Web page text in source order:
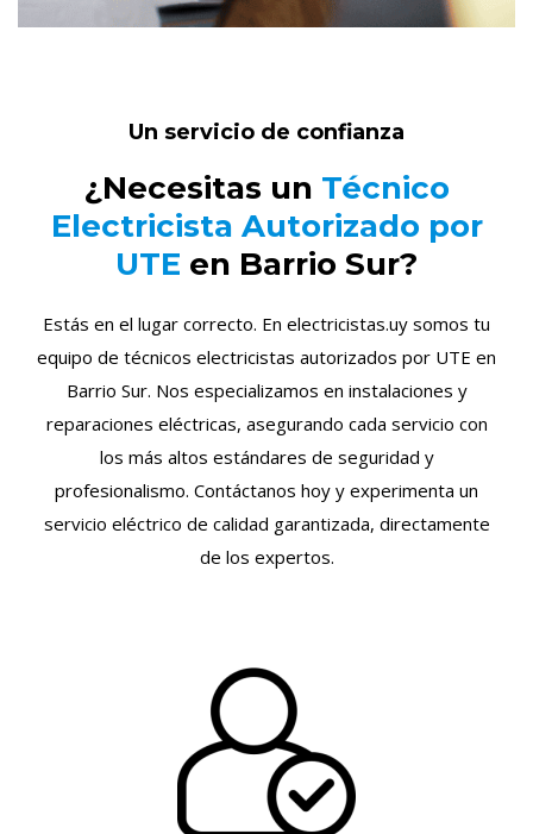
Un servicio de confianza
¿Necesitas un Técnico
Electricista Autorizado por
UTE en Barrio Sur?
Estás en el lugar correcto. En electricistas.uy somos tu
equipo de técnicos electricistas autorizados por UTE en
Barrio Sur. Nos especializamos en instalaciones y
reparaciones eléctricas, asegurando cada servicio con
los más altos estándares de seguridad y
profesionalismo. Contáctanos hoy y experimenta un
servicio eléctrico de calidad garantizada, directamente
de los expertos.